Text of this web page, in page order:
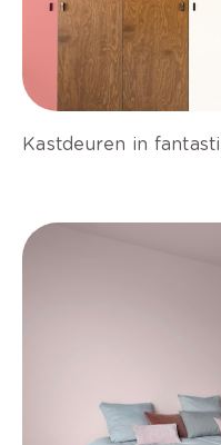
Kastdeuren in